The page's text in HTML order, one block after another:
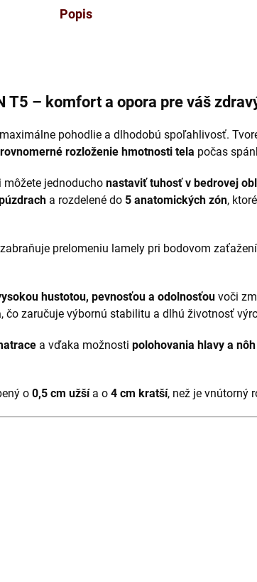
Popis
T5 – komfort a opora pre váš
pohodlie a dlhodobú spoľahlivosť.
rovnomerné rozloženie hmotnosti tela počas
môžete jednoducho nastaviť tuhosť v bedrovej
a rozdelené do 5 anatomických zón,
prelomeniu lamely pri bodovom
hustotou, pevnosťou a odolnosťou voči
, čo zaručuje výbornú stabilitu a dlhú životnosť
a vďaka možnosti polohovania hlavy a nôh
o 0,5 cm užšía o 4 cm kratší, než je vnútorný